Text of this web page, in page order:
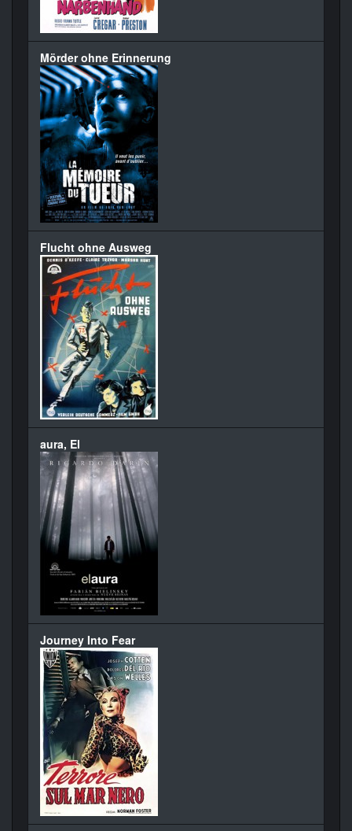
Mörder ohne Erinnerung
Flucht ohne Ausweg
aura, El
Journey Into Fear